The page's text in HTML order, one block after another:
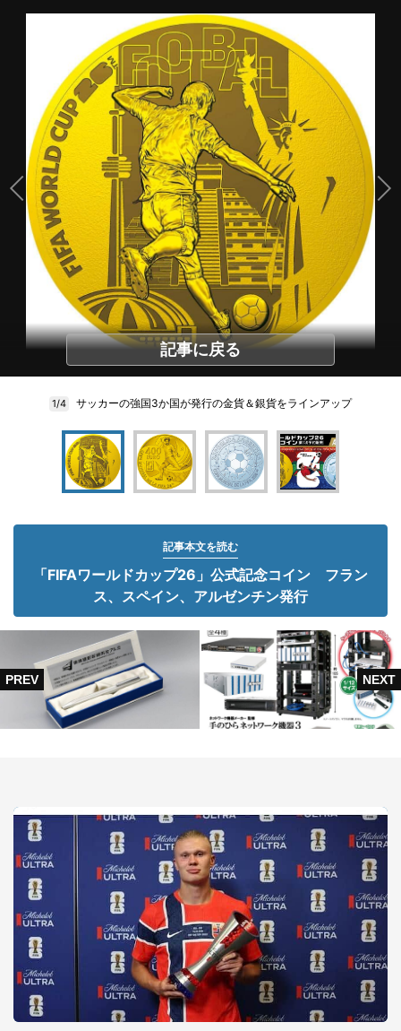
記事に戻る
1/4 サッカーの強国3か国が発行の金貨＆銀貨をラインアップ
記事本文を読む
「FIFAワールドカップ26」公式記念コイン フラン
ス、スペイン、アルゼンチン発行